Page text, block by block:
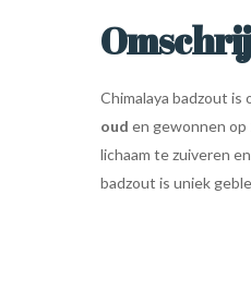
Chimalaya badzout
oud en gewonnen op
lichaam te zuiveren
badzout is uniek